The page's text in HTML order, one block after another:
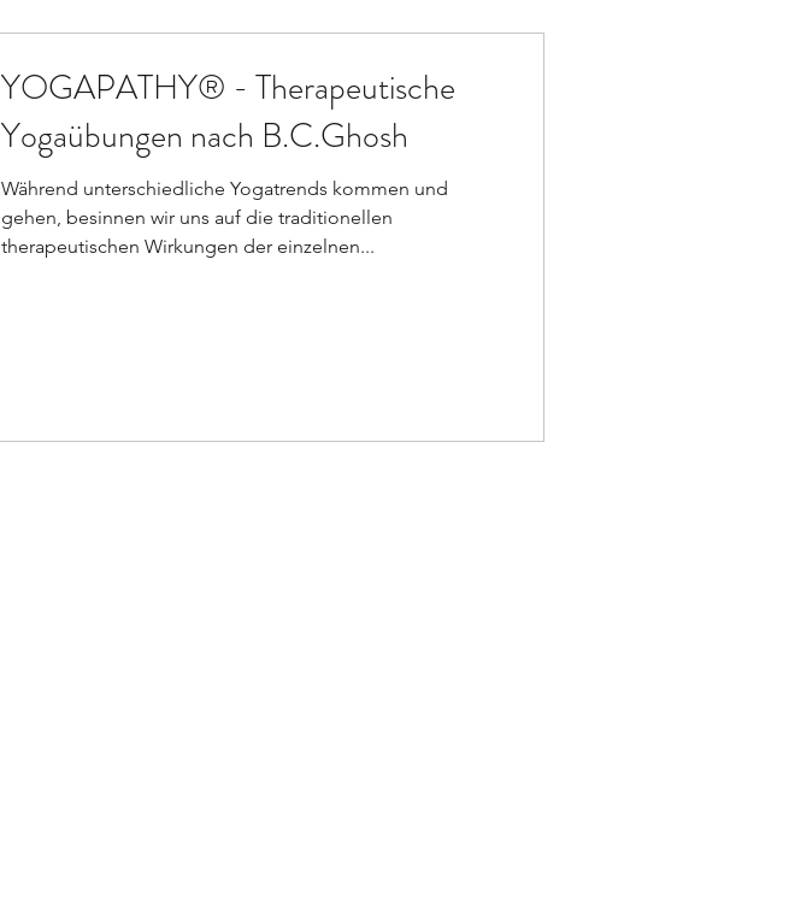
YOGAPATHY® - Therapeutische
Yogaübungen nach B.C.Ghosh
Während unterschiedliche Yogatrends kommen und
gehen, besinnen wir uns auf die traditionellen
therapeutischen Wirkungen der einzelnen...